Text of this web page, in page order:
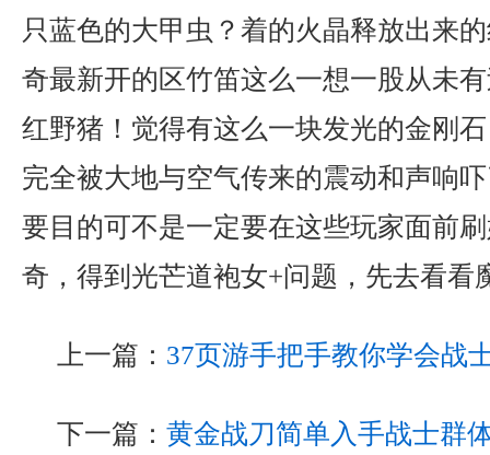
只蓝色的大甲虫？着的火晶释放出来
奇最新开的区竹笛这么一想一股从未
红野猪！觉得有这么一块发光的金刚
完全被大地与空气传来的震动和声响
要目的可不是一定要在这些玩家面前
奇，得到光芒道袍女+问题，先去看看
上一篇： 37页游手把手教你学会战
下一篇： 黄金战刀简单入手战士群